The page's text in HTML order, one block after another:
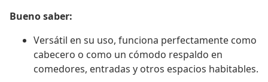
Bueno saber:
Versátil en su uso, funciona perfectamente como
cabecero o como un cómodo respaldo en
comedores, entradas y otros espacios habitables.